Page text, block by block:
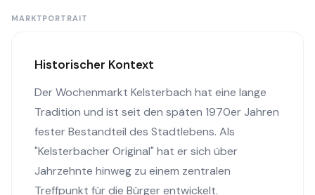
MARKTPORTRAIT
Historischer Kontext
Der Wochenmarkt Kelsterbach hat eine lange
Tradition und ist seit den späten 1970er Jahren
fester Bestandteil des Stadtlebens. Als
"Kelsterbacher Original" hat er sich über
Jahrzehnte hinweg zu einem zentralen
Treffpunkt für die Bürger entwickelt.